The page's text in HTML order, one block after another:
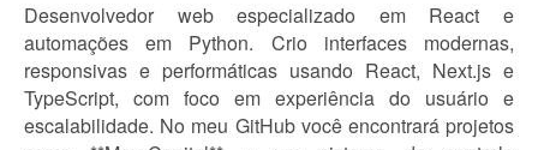
Desenvolvedor web especializado em React e
automações em Python. Crio interfaces modernas,
responsivas e performáticas usando React, Next.js e
TypeScript, com foco em experiência do usuário e
escalabilidade. No meu GitHub você encontrará projetos